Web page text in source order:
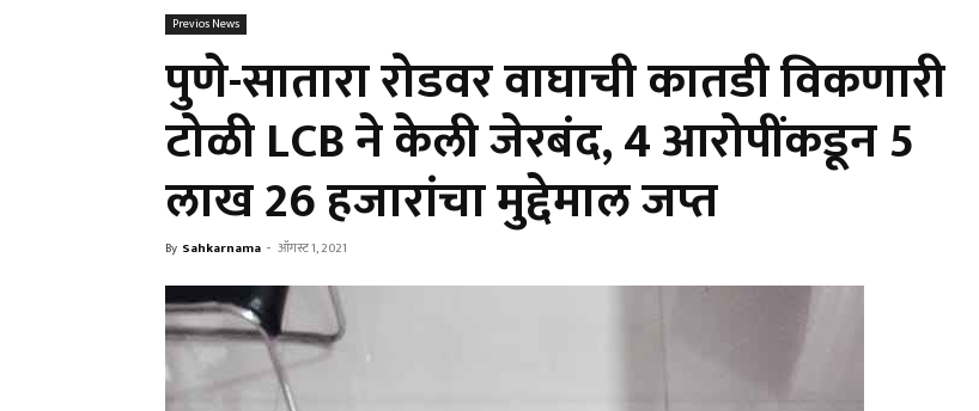
Previos News
पुणे-सातारा रोडवर वाघाची कातडी विकणारी
टोळी LCB ने केली जेरबंद, 4 आरोपींकडून 5
लाख 26 हजारांचा मुद्देमाल जप्त
By Sahkarnama - ऑगस्ट 1, 2021